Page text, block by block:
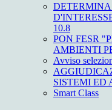
10.8
PON FESR
AMBIENTI
Avviso
SISTEMI ED
Smart Class